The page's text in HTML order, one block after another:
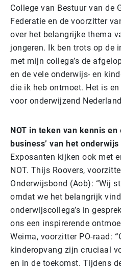
College van Bestuur van de
Federatie en de voorzitter
over het belangrijke thema
jongeren. Ik ben trots op de
met mijn collega’s de
en de vele onderwijs- en
die ik heb ontmoet. Het is
voor onderwijzend
NOT in teken van kennis
business’ van het onderwijs
Exposanten kijken ook met
NOT. Thijs Roovers,
Onderwijsbond (Aob): “Wij
omdat we het belangrijk
onderwijscollega’s in
ons een inspirerende
Weima, voorzitter PO-raad: “
kinderopvang zijn cruciaal
en in de toekomst. Tijdens